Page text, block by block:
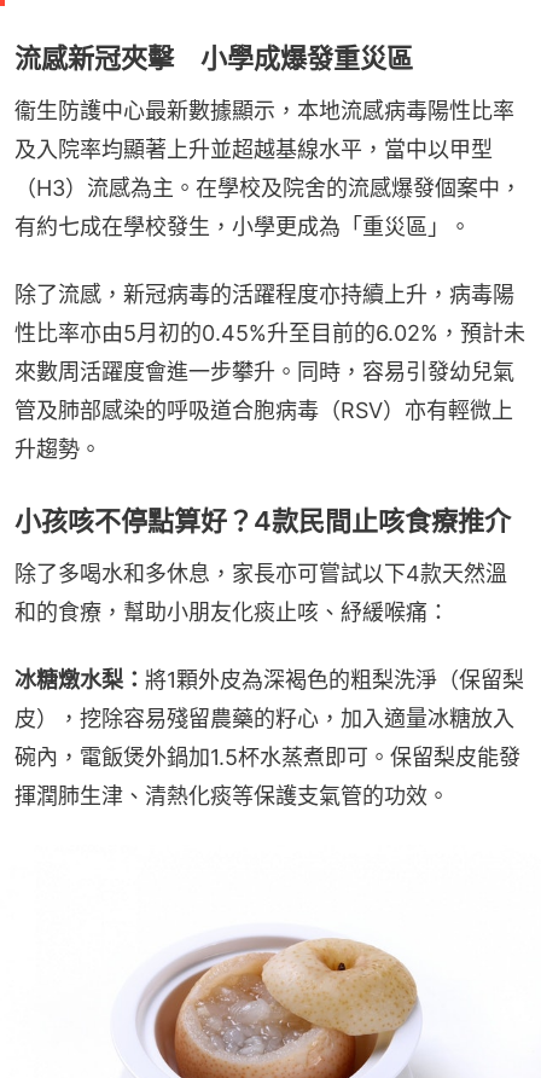
流感新冠夾擊 小學成爆發重災區
衞生防護中心最新數據顯示，本地流感病毒陽性比率
及入院率均顯著上升並超越基線水平，當中以甲型
（H3）流感為主。在學校及院舍的流感爆發個案中，
有約七成在學校發生，小學更成為「重災區」。
除了流感，新冠病毒的活躍程度亦持續上升，病毒陽
性比率亦由5月初的0.45%升至目前的6.02%，預計未
來數周活躍度會進一步攀升。同時，容易引發幼兒氣
管及肺部感染的呼吸道合胞病毒（RSV）亦有輕微上
升趨勢。
小孩咳不停點算好？4款民間止咳食療推介
除了多喝水和多休息，家長亦可嘗試以下4款天然溫
和的食療，幫助小朋友化痰止咳、紓緩喉痛：
冰糖燉水梨： 將1顆外皮為深褐色的粗梨洗淨（保留梨
皮），挖除容易殘留農藥的籽心，加入適量冰糖放入
碗內，電飯煲外鍋加1.5杯水蒸煮即可。保留梨皮能發
揮潤肺生津、清熱化痰等保護支氣管的功效。